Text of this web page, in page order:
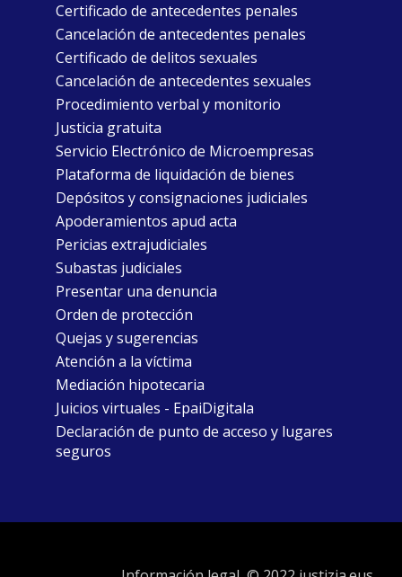
Certificado de antecedentes penales
Cancelación de antecedentes penales
Certificado de delitos sexuales
Cancelación de antecedentes sexuales
Procedimiento verbal y monitorio
Justicia gratuita
Servicio Electrónico de Microempresas
Plataforma de liquidación de bienes
Depósitos y consignaciones judiciales
Apoderamientos apud acta
Pericias extrajudiciales
Subastas judiciales
Presentar una denuncia
Orden de protección
Quejas y sugerencias
Atención a la víctima
Mediación hipotecaria
Juicios virtuales - EpaiDigitala
Declaración de punto de acceso y lugares
seguros